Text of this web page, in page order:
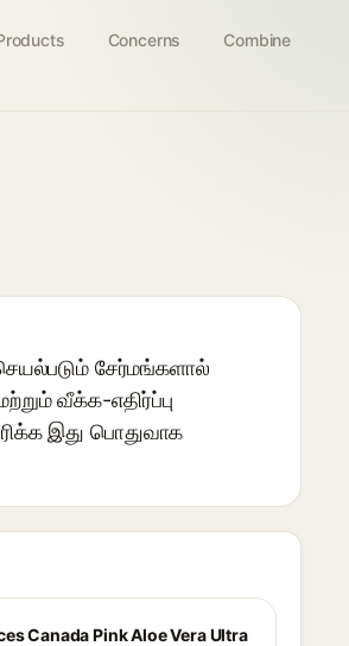
Concerns Combine
சேர்மங்களால்
வீக்க-எதிர்ப்பு
இது பொதுவாக
Canada Pink Aloe Vera Ultra